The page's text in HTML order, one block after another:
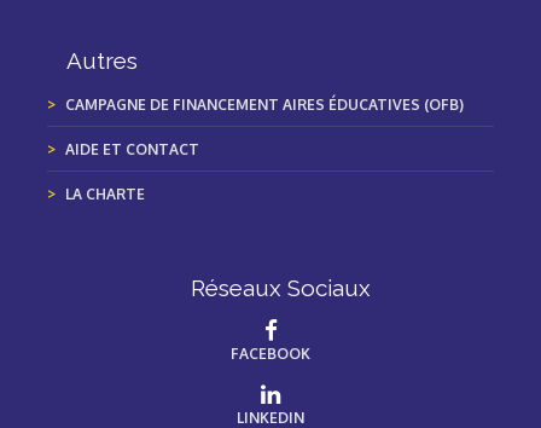
Autres
CAMPAGNE DE FINANCEMENT AIRES ÉDUCATIVES (OFB)
AIDE ET CONTACT
LA CHARTE
Réseaux Sociaux
FACEBOOK
LINKEDIN